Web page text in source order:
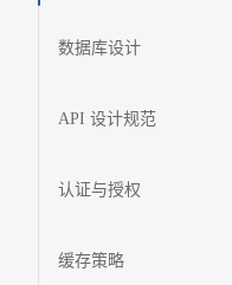
数据库设计
API 设计规范
认证与授权
缓存策略